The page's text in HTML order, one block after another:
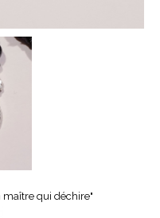
maître qui déchire"